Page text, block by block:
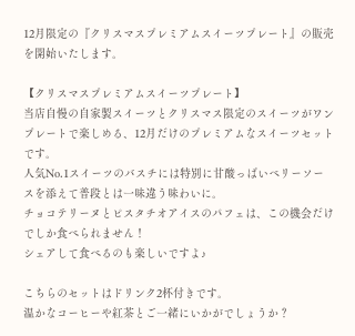
12月限定の『クリスマスプレミアムスイーツプレート』の販売
を開始いたします。
【クリスマスプレミアムスイーツプレート】
当店自慢の自家製スイーツとクリスマス限定のスイーツがワン
プレートで楽しめる、12月だけのプレミアムなスイーツセット
です。
人気No.1スイーツのバスチには特別に甘酸っぱいベリーソー
スを添えて普段とは一味違う味わいに。
チョコテリーヌとピスタチオアイスのパフェは、この機会だけ
でしか食べられません！
シェアして食べるのも楽しいですよ♪
こちらのセットはドリンク2杯付きです。
温かなコーヒーや紅茶とご一緒にいかがでしょうか？